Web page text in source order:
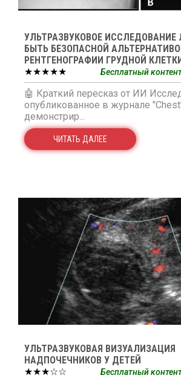
УЛЬТРАЗВУКОВОЕ ИССЛЕДОВАНИЕ
БЫТЬ БЕЗОПАСНОЙ
РЕНТГЕНОГРАФИИ ГРУДНОЙ
★★★★★
Бесплатный
🤖 Краткий пересказ от ИИ
опубликованное в журнале
демонстрир...
ЧИТАТЬ ДАЛЕЕ
УЛЬТРАЗВУКОВАЯ ВИЗУАЛИЗАЦИЯ
НАДПОЧЕЧНИКОВ У ДЕТЕЙ
★★★☆☆
Бесплатный